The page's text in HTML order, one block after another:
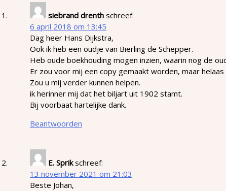
siebrand drenth schreef:
6 april 2018 om 13:45
Dag heer Hans Dijkstra,
Ook ik heb een oudje van Bierling de Schepper.
Heb oude boekhouding mogen inzien, waarin nog de
Er zou voor mij een copy gemaakt worden, maar
Zou u mij verder kunnen helpen.
ik herinner mij dat het biljart uit 1902 stamt.
Bij voorbaat hartelijke dank.
Beantwoorden
E. Sprik schreef:
13 november 2021 om 21:03
Beste Johan,